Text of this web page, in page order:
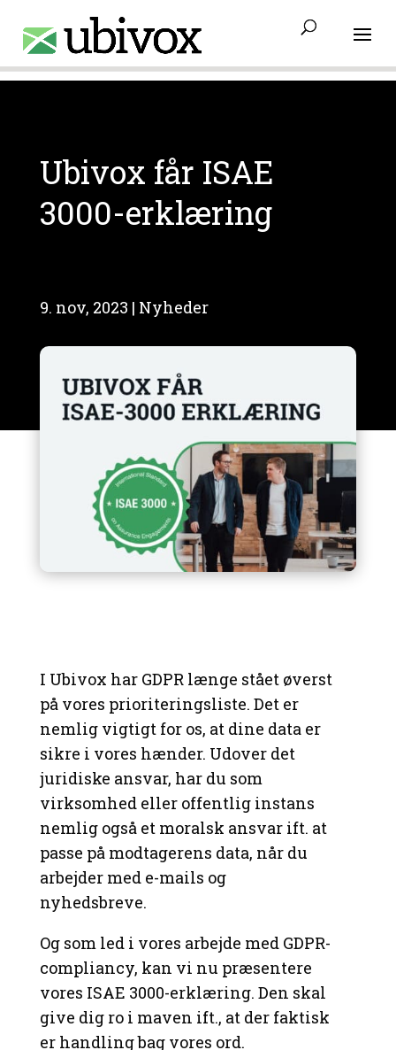
Ubivox får ISAE
3000-erklæring
9. nov, 2023 | Nyheder
I Ubivox har GDPR længe stået øverst
på vores prioriteringsliste. Det er
nemlig vigtigt for os, at dine data er
sikre i vores hænder. Udover det
juridiske ansvar, har du som
virksomhed eller offentlig instans
nemlig også et moralsk ansvar ift. at
passe på modtagerens data, når du
arbejder med e-mails og
nyhedsbreve.
Og som led i vores arbejde med GDPR-
compliancy, kan vi nu præsentere
vores ISAE 3000-erklæring. Den skal
give dig ro i maven ift., at der faktisk
er handling bag vores ord.